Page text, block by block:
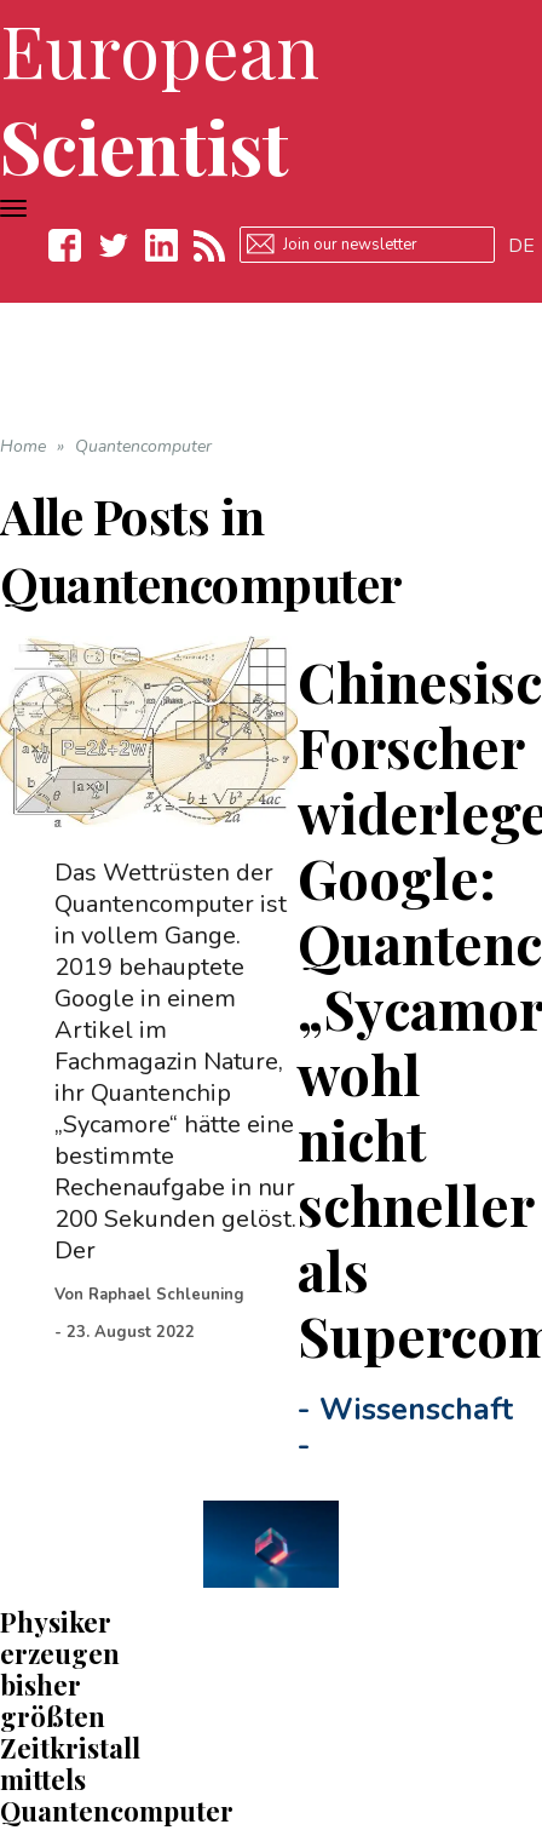
European
Scientist
DE
TOGGLE
NAVIGATION
Home » Quantencomputer
Alle Posts in
Quantencomputer
Forscher
Google:
wohl
nicht
schneller
als
- Wissenschaft
-
Das Wettrüsten der
Quantencomputer ist
in vollem Gange.
2019 behauptete
Google in einem
Artikel im
Fachmagazin Nature,
ihr Quantenchip
„Sycamore“ hätte eine
bestimmte
Rechenaufgabe in nur
200 Sekunden gelöst.
Der
Von Raphael Schleuning
- 23. August 2022
Physiker
erzeugen
bisher
größten
Zeitkristall
mittels
Quantencomputer